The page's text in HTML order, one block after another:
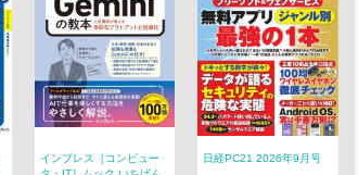
インプレス［コンピュー
日経PC21 2026年9月号